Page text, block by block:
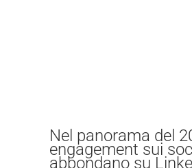
Nel panorama del
engagement sui
abbondano su